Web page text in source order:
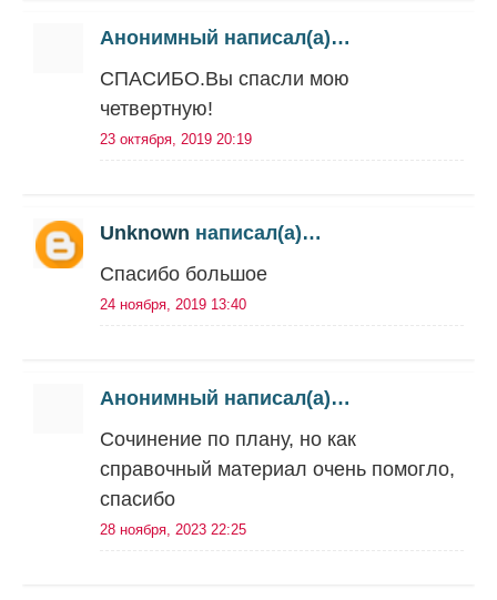
Анонимный написал(а)…
СПАСИБО.Вы спасли мою
четвертную!
23 октября, 2019 20:19
Unknown написал(а)…
Спасибо большое
24 ноября, 2019 13:40
Анонимный написал(а)…
Сочинение по плану, но как
справочный материал очень помогло,
спасибо
28 ноября, 2023 22:25